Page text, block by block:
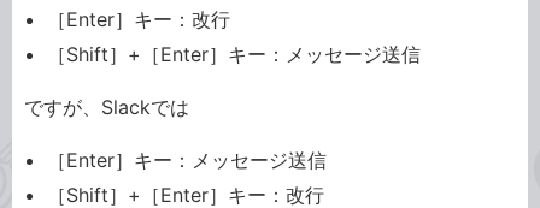
［Enter］キー：改行
［Shift］+［Enter］キー：メッセージ送信
ですが、Slackでは
［Enter］キー：メッセージ送信
［Shift］+［Enter］キー：改行